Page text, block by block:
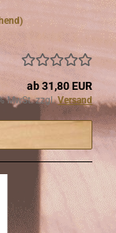
ab 31,80 EUR
MwSt. zzgl.Versand